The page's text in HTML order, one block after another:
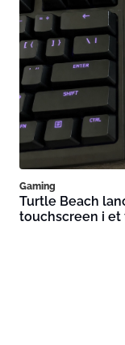
Gaming
Turtle Beach
touchscreen i